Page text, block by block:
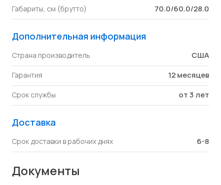
Габариты, см (брутто) 70.0/60.0/28.0
Дополнительная информация
Страна производитель США
Гарантия 12 месяцев
Срок службы от 3 лет
Доставка
Срок доставки в рабочих днях 6-8
Документы